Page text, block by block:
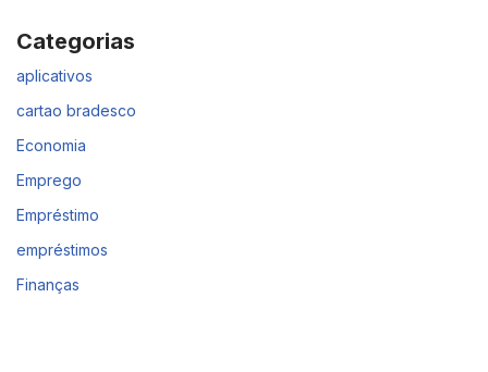
Categorias
aplicativos
cartao bradesco
Economia
Emprego
Empréstimo
empréstimos
Finanças